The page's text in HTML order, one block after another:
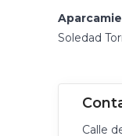
Soledad
Calle